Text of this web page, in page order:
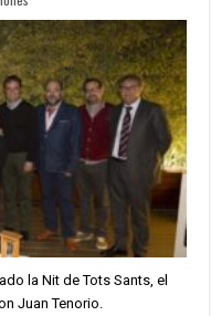
la Nit de Tots Sants, el
Juan Tenorio.